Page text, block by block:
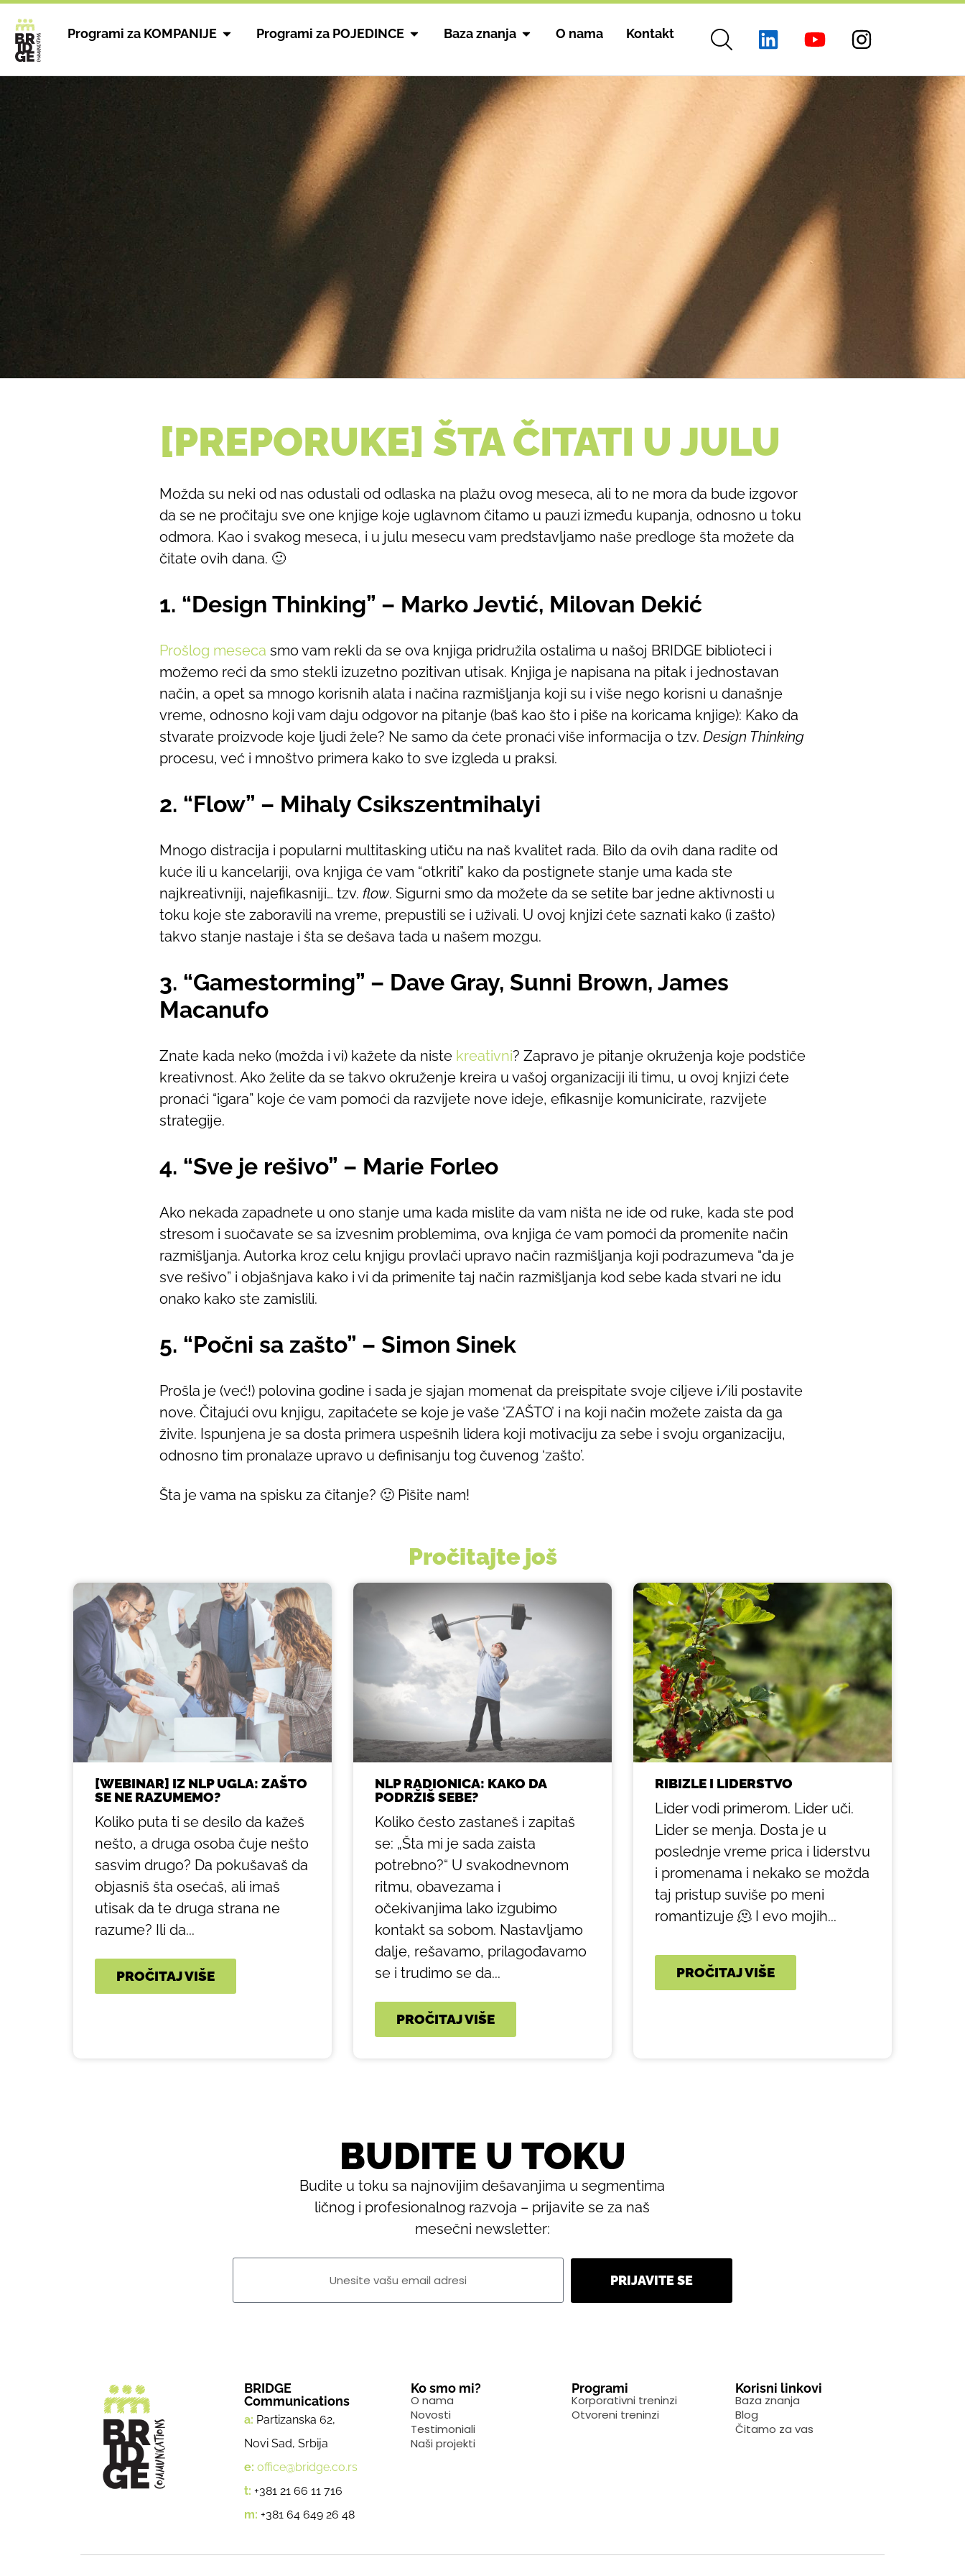
Programi za KOMPANIJE Programi za POJEDINCE Baza znanja O nama Kontakt
[PREPORUKE] ŠTA ČITATI U JULU
Možda su neki od nas odustali od odlaska na plažu ovog meseca, ali to ne mora da bude izgovor
da se ne pročitaju sve one knjige koje uglavnom čitamo u pauzi između kupanja, odnosno u toku
odmora. Kao i svakog meseca, i u julu mesecu vam predstavljamo naše predloge šta možete da
čitate ovih dana. 🙂
1. “Design Thinking” – Marko Jevtić, Milovan Dekić
Prošlog meseca smo vam rekli da se ova knjiga pridružila ostalima u našoj BRIDGE biblioteci i
možemo reći da smo stekli izuzetno pozitivan utisak. Knjiga je napisana na pitak i jednostavan
način, a opet sa mnogo korisnih alata i načina razmišljanja koji su i više nego korisni u današnje
vreme, odnosno koji vam daju odgovor na pitanje (baš kao što i piše na koricama knjige): Kako da
stvarate proizvode koje ljudi žele? Ne samo da ćete pronaći više informacija o tzv. Design Thinking
procesu, već i mnoštvo primera kako to sve izgleda u praksi.
2. “Flow” – Mihaly Csikszentmihalyi
Mnogo distracija i popularni multitasking utiču na naš kvalitet rada. Bilo da ovih dana radite od
kuće ili u kancelariji, ova knjiga će vam “otkriti” kako da postignete stanje uma kada ste
najkreativniji, najefikasniji… tzv. flow. Sigurni smo da možete da se setite bar jedne aktivnosti u
toku koje ste zaboravili na vreme, prepustili se i uživali. U ovoj knjizi ćete saznati kako (i zašto)
takvo stanje nastaje i šta se dešava tada u našem mozgu.
3. “Gamestorming” – Dave Gray, Sunni Brown, James
Macanufo
Znate kada neko (možda i vi) kažete da niste kreativni? Zapravo je pitanje okruženja koje podstiče
kreativnost. Ako želite da se takvo okruženje kreira u vašoj organizaciji ili timu, u ovoj knjizi ćete
pronaći “igara” koje će vam pomoći da razvijete nove ideje, efikasnije komunicirate, razvijete
strategije.
4. “Sve je rešivo” – Marie Forleo
Ako nekada zapadnete u ono stanje uma kada mislite da vam ništa ne ide od ruke, kada ste pod
stresom i suočavate se sa izvesnim problemima, ova knjiga će vam pomoći da promenite način
razmišljanja. Autorka kroz celu knjigu provlači upravo način razmišljanja koji podrazumeva “da je
sve rešivo” i objašnjava kako i vi da primenite taj način razmišljanja kod sebe kada stvari ne idu
onako kako ste zamislili.
5. “Počni sa zašto” – Simon Sinek
Prošla je (već!) polovina godine i sada je sjajan momenat da preispitate svoje ciljeve i/ili postavite
nove. Čitajući ovu knjigu, zapitaćete se koje je vaše ‘ZAŠTO’ i na koji način možete zaista da ga
živite. Ispunjena je sa dosta primera uspešnih lidera koji motivaciju za sebe i svoju organizaciju,
odnosno tim pronalaze upravo u definisanju tog čuvenog ‘zašto’.
Šta je vama na spisku za čitanje? 🙂 Pišite nam!
Pročitajte još
[WEBINAR] IZ NLP UGLA: ZAŠTO
SE NE RAZUMEMO?
Koliko puta ti se desilo da kažeš
nešto, a druga osoba čuje nešto
sasvim drugo? Da pokušavaš da
objasniš šta osećaš, ali imaš
utisak da te druga strana ne
razume? Ili da...
PROČITAJ VIŠE
NLP RADIONICA: KAKO DA
PODRŽIŠ SEBE?
Koliko često zastaneš i zapitaš
se: „Šta mi je sada zaista
potrebno?“ U svakodnevnom
ritmu, obavezama i
očekivanjima lako izgubimo
kontakt sa sobom. Nastavljamo
dalje, rešavamo, prilagođavamo
se i trudimo se da...
PROČITAJ VIŠE
RIBIZLE I LIDERSTVO
Lider vodi primerom. Lider uči.
Lider se menja. Dosta je u
poslednje vreme prica i liderstvu
i promenama i nekako se možda
taj pristup suviše po meni
romantizuje 🫠 I evo mojih...
PROČITAJ VIŠE
BUDITE U TOKU
Budite u toku sa najnovijim dešavanjima u segmentima
ličnog i profesionalnog razvoja – prijavite se za naš
mesečni newsletter:
PRIJAVITE SE
BRIDGE
Communications
a: Partizanska 62,
Novi Sad, Srbija
e: office@bridge.co.rs
t: +381 21 66 11 716
m: +381 64 649 26 48
Ko smo mi?
O nama
Novosti
Testimoniali
Naši projekti
Programi
Korporativni treninzi
Otvoreni treninzi
Korisni linkovi
Baza znanja
Blog
Čitamo za vas